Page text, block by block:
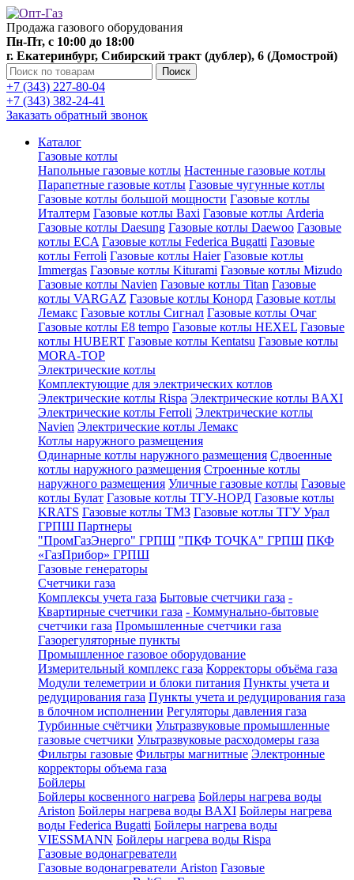
Продажа газового оборудования
Пн-Пт, с 10:00 до 18:00
г. Екатеринбург, Сибирский тракт (дублер), 6 (Домострой)
Поиск
+7 (343) 227-80-04
+7 (343) 382-24-41
Заказать обратный звонок
Каталог
Газовые котлы
Напольные газовые котлы Настенные газовые котлы
Парапетные газовые котлы Газовые чугунные котлы
Газовые котлы большой мощности Газовые котлы
Италтерм Газовые котлы Baxi Газовые котлы Arderia
Газовые котлы Daesung Газовые котлы Daewoo Газовые
котлы ECA Газовые котлы Federica Bugatti Газовые
котлы Ferroli Газовые котлы Haier Газовые котлы
Immergas Газовые котлы Kiturami Газовые котлы Mizudo
Газовые котлы Navien Газовые котлы Titan Газовые
котлы VARGAZ Газовые котлы Конорд Газовые котлы
Лемакс Газовые котлы Сигнал Газовые котлы Очаг
Газовые котлы E8 tempo Газовые котлы HEXEL Газовые
котлы HUBERT Газовые котлы Kentatsu Газовые котлы
MORA-TOP
Электрические котлы
Комплектующие для электрических котлов
Электрические котлы Rispa Электрические котлы BAXI
Электрические котлы Ferroli Электрические котлы
Navien Электрические котлы Лемакс
Котлы наружного размещения
Одинарные котлы наружного размещения Сдвоенные
котлы наружного размещения Строенные котлы
наружного размещения Уличные газовые котлы Газовые
котлы Булат Газовые котлы ТГУ-НОРД Газовые котлы
KRATS Газовые котлы ТМЗ Газовые котлы ТГУ Урал
ГРПШ Партнеры
"ПромГазЭнерго" ГРПШ "ПКФ ТОЧКА" ГРПШ ПКФ
«ГазПрибор» ГРПШ
Газовые генераторы
Счетчики газа
Комплексы учета газа Бытовые счетчики газа -
Квартирные счетчики газа - Коммунально-бытовые
счетчики газа Промышленные счетчики газа
Газорегуляторные пункты
Промышленное газовое оборудование
Измерительный комплекс газа Корректоры объёма газа
Модули телеметрии и блоки питания Пункты учета и
редуцирования газа Пункты учета и редуцирования газа
в блочном исполнении Регуляторы давления газа
Турбинные счётчики Ультразвуковые промышленные
газовые счетчики Ультразвуковые расходомеры газа
Фильтры газовые Фильтры магнитные Электронные
корректоры объема газа
Бойлеры
Бойлеры косвенного нагрева Бойлеры нагрева воды
Ariston Бойлеры нагрева воды BAXI Бойлеры нагрева
воды Federica Bugatti Бойлеры нагрева воды
VIESSMANN Бойлеры нагрева воды Rispa
Газовые водонагреватели
Газовые водонагреватели Ariston Газовые